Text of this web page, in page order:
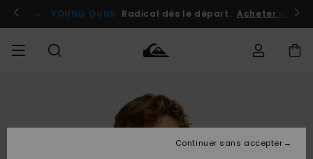
l'information
le
Se connecter / s'inscrire
YOUNG GUNS Radical dès le départ. Acheter
Vêtements
Vêtements
Shop
Homme
Snow
Shop
Homme
Outlet
Homme
Accéder à
commande
Continuer sans accepter